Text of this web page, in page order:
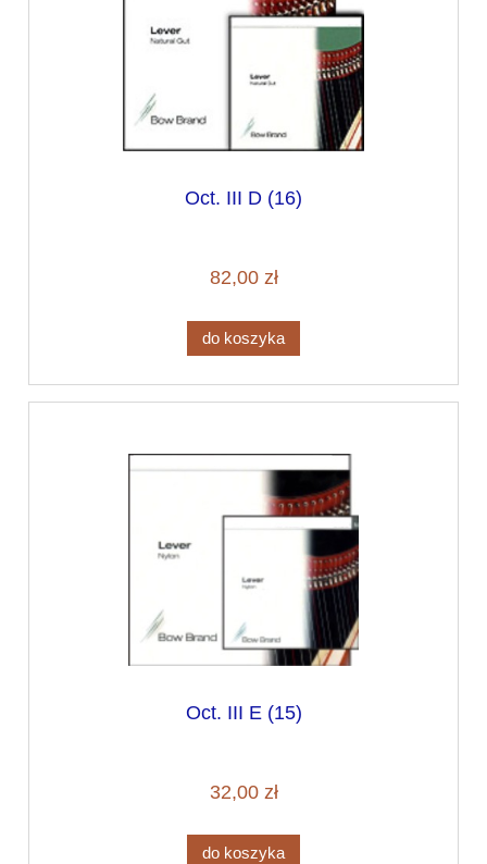
Oct. III D (16)
82,00 zł
do koszyka
Oct. III E (15)
32,00 zł
do koszyka